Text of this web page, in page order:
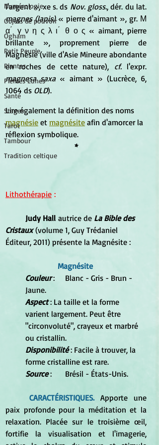
Numérologie
Objets de pouvoir
Ogham
Petit Peuple
Plantes
Pleines Lunes
Santé
Stages
Tarot
Tambour
Tradition celtique
l'argent », xe s. ds Nov. gloss.
magnes (lapis) « pierre d'aimant », gr. Μ
α ́ γ ν η ς λ ι ́ θ ο ς « aimant, pierre
brillante », proprement pierre de
Magnésie (ville d'Asie Mineure abondante
en roches de cette nature), cf.
magnesa saxa « aimant » (Lucrèce, 6,
1064 ds OLD).
Lire également la définition des noms
magnésie et magnésite afin d'amorcer la
réflexion symbolique.
*
Lithothérapie :
Judy Hall autrice de La Bible des
Cristaux (volume 1, Guy Trédaniel
Éditeur, 2011) présente la Magnésite :
Magnésite
Couleur :	Blanc - Gris - Brun -
Jaune.
Aspect : La taille et la forme
varient largement. Peut être
"circonvoluté", crayeux et marbré
ou cristallin.
Disponibilité : Facile à trouver, la
forme cristalline est rare.
Source
:	Brésil - États-Unis.
CARACTÉRISTIQUES. Apporte une
paix profonde pour la méditation et la
relaxation. Placée sur le troisième œil,
fortifie la visualisation et l'imagerie,